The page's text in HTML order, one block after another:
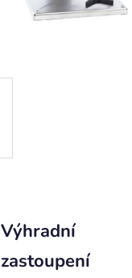
Výhradní
zastoupení